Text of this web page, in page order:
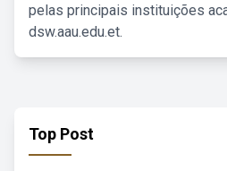
pelas principais instituições
dsw.aau.edu.et.
Top Post